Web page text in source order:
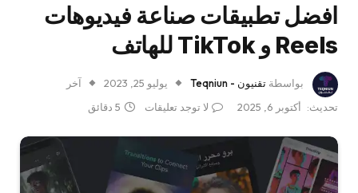
افضل تطبيقات صناعة فيديوهات
Reels و TikTok للهاتف
بواسطة تقنيون - Teqniun يوليو 25, 2023
آخر
تحديث:
أكتوبر 6, 2025 لا توجد تعليقات 5 دقائق